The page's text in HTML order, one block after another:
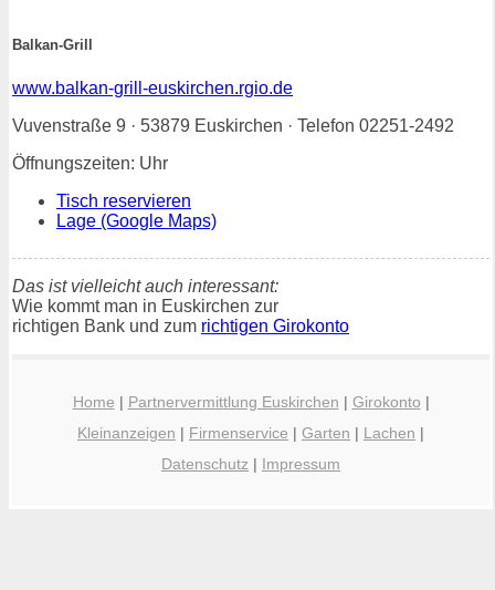
Balkan-Grill
www.balkan-grill-euskirchen.rgio.de
Vuvenstraße 9 · 53879 Euskirchen · Telefon 02251-2492
Öffnungszeiten: Uhr
Tisch reservieren
Lage (Google Maps)
Das ist vielleicht auch interessant:
Wie kommt man in Euskirchen zur
richtigen Bank und zum richtigen Girokonto
Home | Partnervermittlung Euskirchen | Girokonto |
Kleinanzeigen | Firmenservice | Garten | Lachen |
Datenschutz | Impressum